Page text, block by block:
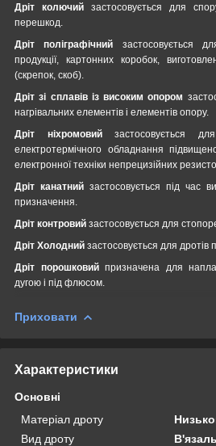
Дріт колючийзастосовується для
перешкод.
Дріт поліграфічний застосовується
продукції, картонних коробок,
(скрепок, скоб).
Дріт зі сплавів із високим опором
нагрівальних елементів і елементів опору.
Дріт ніхромовийзастосовується для
електротермічного обладнання
електронної техніки непрецизійних
Дріт канатний застосовується під час
призначення.
Дріт контровий застосовується для
Дріт Холодний застосовується для дротів
Дріт порошковий призначена для
дугою і під флюсом.
Приховати
Характеристики
Основні
Матеріал дроту
Вид дроту